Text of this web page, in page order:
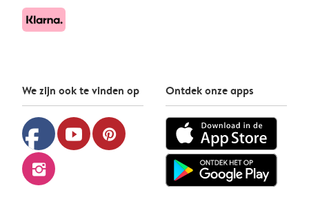
We zijn ook te vinden op
facebook youtube pinterest
instagram
Ontdek onze apps